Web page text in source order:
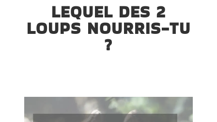
LEQUEL DES 2
LOUPS NOURRIS-TU
?